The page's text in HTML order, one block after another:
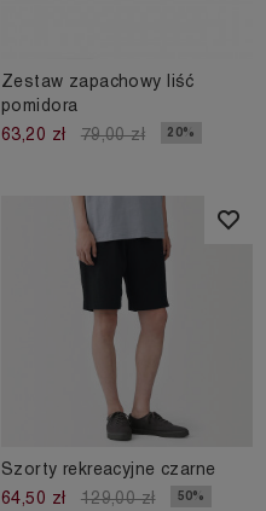
Zestaw zapachowy liść
pomidora
63,20 zł
79,00 zł 20%
Szorty rekreacyjne czarne
64,50 zł
129,00 zł 50%